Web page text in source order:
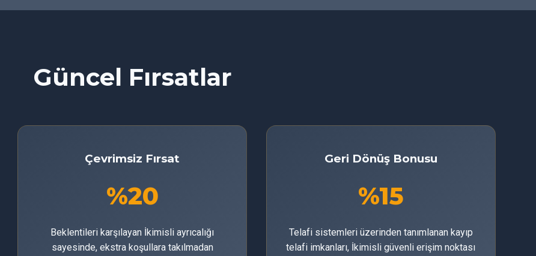
Güncel Fırsatlar
Çevrimsiz Fırsat
%20
Beklentileri karşılayan İkimisli ayrıcalığı
sayesinde, ekstra koşullara takılmadan
Geri Dönüş Bonusu
%15
Telafi sistemleri üzerinden tanımlanan kayıp
telafi imkanları, İkimisli güvenli erişim noktası